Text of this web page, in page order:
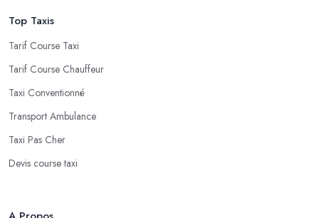
Top Taxis
Tarif Course Taxi
Tarif Course Chauffeur
Taxi Conventionné
Transport Ambulance
Taxi Pas Cher
Devis course taxi